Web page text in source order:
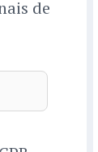
de